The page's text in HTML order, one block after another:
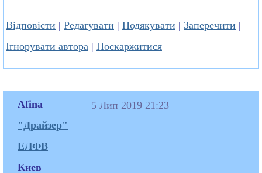
Відповісти | Редагувати | Подякувати | Заперечити |
Ігнорувати автора | Поскаржитися
Afina
"Драйзер"
ЕЛФВ
Киев
5 Лип 2019 21:23